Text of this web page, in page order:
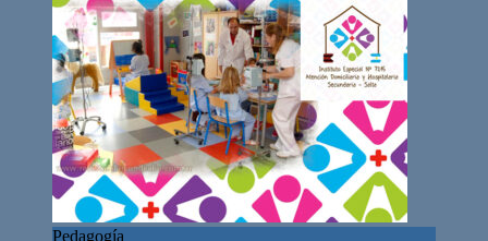
Pedagogía